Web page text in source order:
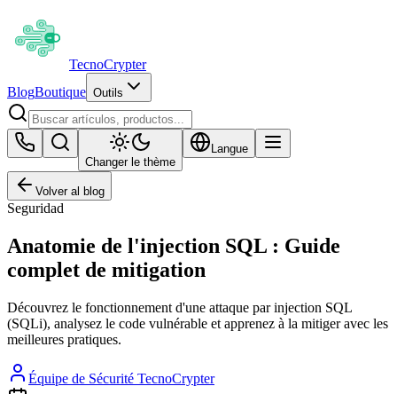
TecnoCrypter
BlogBoutique Outils
Changer le thème
Langue
Volver al blog
Seguridad
Anatomie de l'injection SQL : Guide
complet de mitigation
Découvrez le fonctionnement d'une attaque par injection SQL
(SQLi), analysez le code vulnérable et apprenez à la mitiger avec les
meilleures pratiques.
Équipe de Sécurité TecnoCrypter